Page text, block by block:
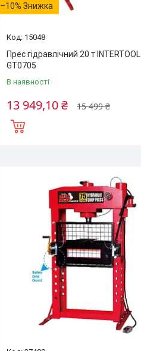
–10%
15048
Прес гідравлічний 20 т INTERTOOL
GT0705
В наявності
15 499 ₴
13 949,10 ₴